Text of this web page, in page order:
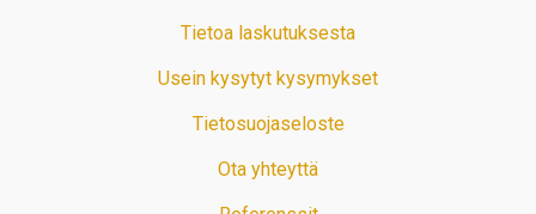
Tietoa laskutuksesta
Usein kysytyt kysymykset
Tietosuojaseloste
Ota yhteyttä